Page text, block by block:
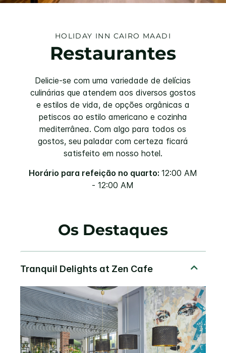
HOLIDAY INN CAIRO MAADI
Restaurantes
Delicie-se com uma variedade de delícias
culinárias que atendem aos diversos gostos
e estilos de vida, de opções orgânicas a
petiscos ao estilo americano e cozinha
mediterrânea. Com algo para todos os
gostos, seu paladar com certeza ficará
satisfeito em nosso hotel.
Horário para refeição no quarto: 12:00 AM
- 12:00 AM
Os Destaques